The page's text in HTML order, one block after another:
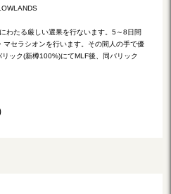
わたる厳しい選果を行ないます。5～8日間
セラシオンを行います。その間人の手で優
ック(新樽100%)にてMLF後、同バリック